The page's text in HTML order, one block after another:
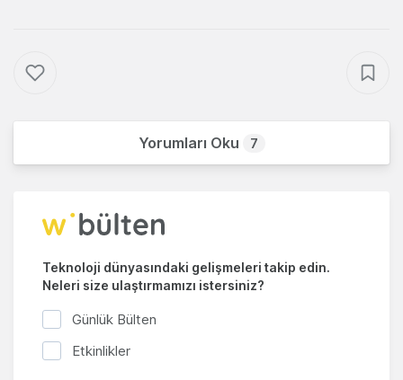
Yorumları Oku 7
Teknoloji dünyasındaki gelişmeleri takip edin.
Neleri size ulaştırmamızı istersiniz?
Günlük Bülten
Etkinlikler